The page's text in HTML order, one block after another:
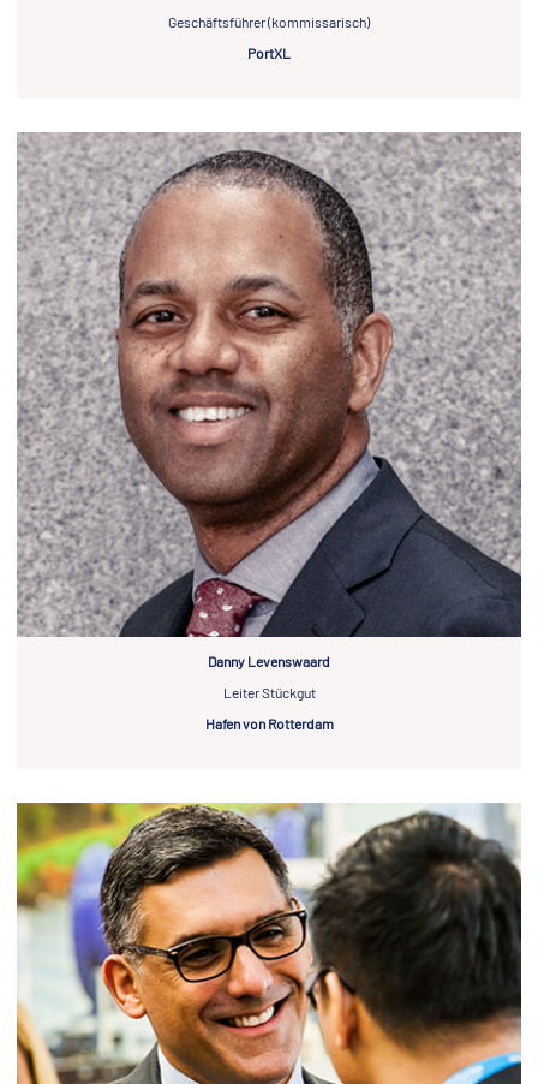
Geschäftsführer (kommissarisch)
PortXL
Danny Levenswaard
Leiter Stückgut
Hafen von Rotterdam